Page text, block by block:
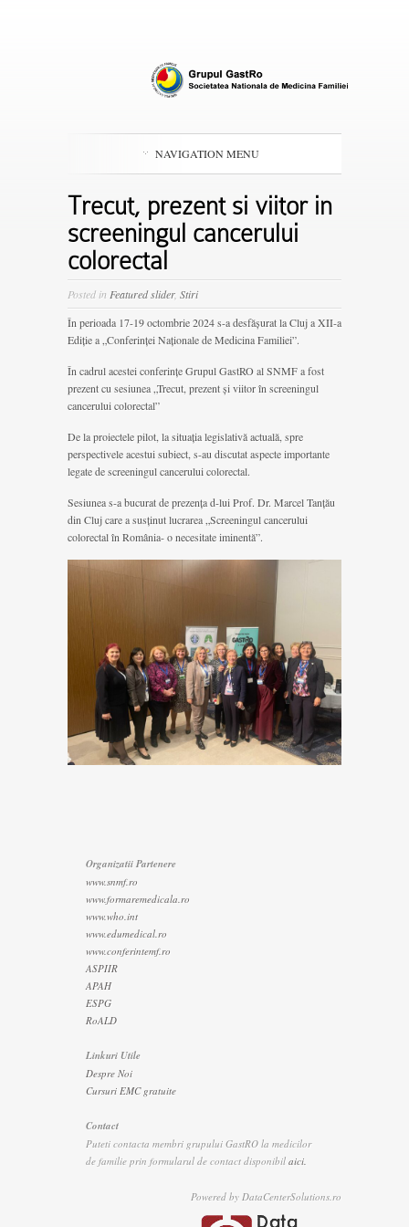
NAVIGATION MENU
Trecut, prezent si viitor in
screeningul cancerului
colorectal
Posted in Featured slider, Stiri
În perioada 17-19 octombrie 2024 s-a desfășurat la Cluj a XII-a
Ediție a „Conferinței Naționale de Medicina Familiei”.
În cadrul acestei conferințe Grupul GastRO al SNMF a fost
prezent cu sesiunea „Trecut, prezent și viitor în screeningul
cancerului colorectal”
De la proiectele pilot, la situația legislativă actuală, spre
perspectivele acestui subiect, s-au discutat aspecte importante
legate de screeningul cancerului colorectal.
Sesiunea s-a bucurat de prezența d-lui Prof. Dr. Marcel Tanțău
din Cluj care a susținut lucrarea „Screeningul cancerului
colorectal în România- o necesitate iminentă”.
Organizatii Partenere
www.snmf.ro
www.formaremedicala.ro
www.who.int
www.edumedical.ro
www.conferintemf.ro
ASPIIR
APAH
ESPG
RoALD
Linkuri Utile
Despre Noi
Cursuri EMC gratuite
Contact
Puteti contacta membri grupului GastRO la medicilor
de familie prin formularul de contact disponibil aici.
Powered by DataCenterSolutions.ro